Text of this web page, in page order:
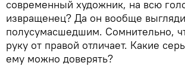
современный художник, на всю
извращенец? Да он вообще
полусумасшедшим. Сомнительно,
руку от правой отличает. Какие
ему можно доверять?